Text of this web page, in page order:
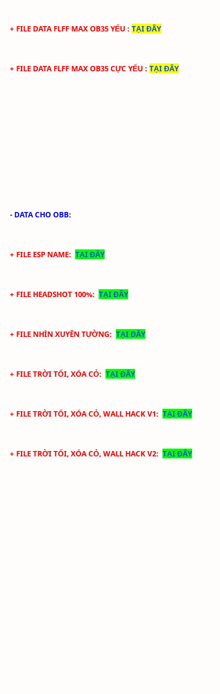
+ FILE DATAFLFF MAX OB35 YẾU : TẠI ĐÂY
+ FILE DATAFLFF MAX OB35 CỰC YẾU : TẠI ĐÂY
- DATA CHO OBB:
+ FILE ESP NAME: TẠI ĐÂY
+ FILE HEADSHOT 100%: TẠI ĐÂY
+ FILE NHÌN XUYÊN TƯỜNG: TẠI ĐÂY
+ FILE TRỜI TỐI, XÓA CỎ: TẠI ĐÂY
+ FILE TRỜI TỐI, XÓA CỎ, WALL HACK V1: TẠI ĐÂY
+ FILE TRỜI TỐI, XÓA CỎ, WALL HACK V2: TẠI ĐÂY